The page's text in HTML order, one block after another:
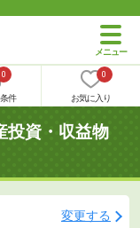
0
件
0
お気に入り
投資・収益物
変更する